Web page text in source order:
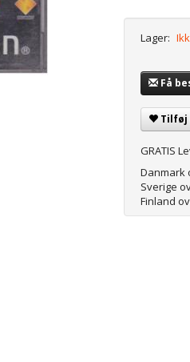
Lager:
Få
Tilføj
GRATIS
Danmark
Sverige
Finland